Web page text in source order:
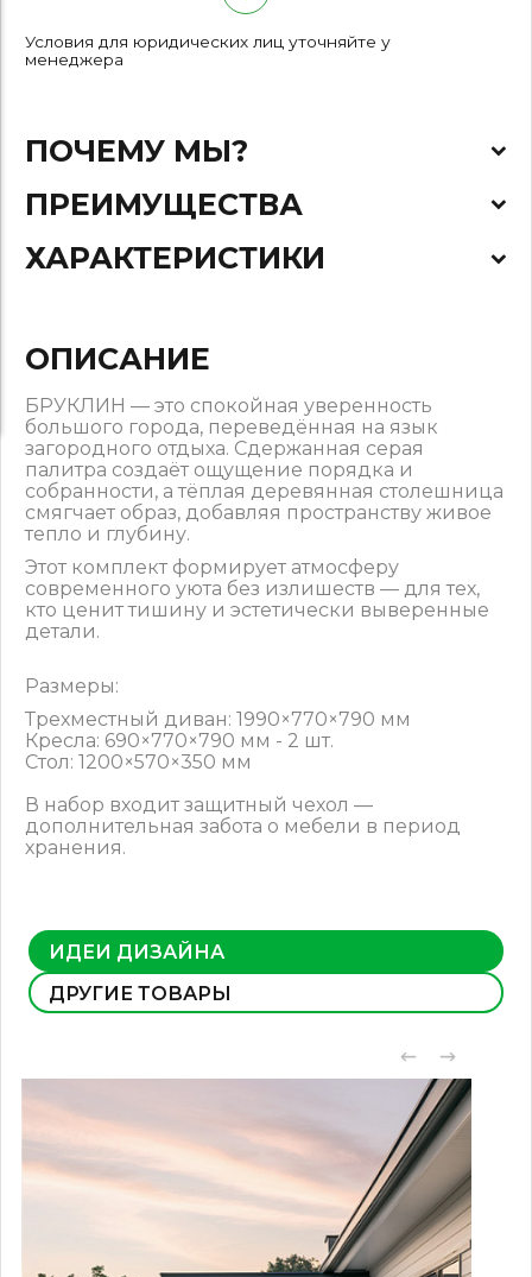
Условия для юридических лиц уточняйте у
менеджера
ПОЧЕМУ МЫ?
ПРЕИМУЩЕСТВА
ХАРАКТЕРИСТИКИ
ОПИСАНИЕ
БРУКЛИН — это спокойная уверенность
большого города, переведённая на язык
загородного отдыха. Сдержанная серая
палитра создаёт ощущение порядка и
собранности, а тёплая деревянная столешница
смягчает образ, добавляя пространству живое
тепло и глубину.
Этот комплект формирует атмосферу
современного уюта без излишеств — для тех,
кто ценит тишину и эстетически выверенные
детали.
Размеры:
Трехместный диван: 1990×770×790 мм
Кресла: 690×770×790 мм - 2 шт.
Стол: 1200×570×350 мм
В набор входит защитный чехол —
дополнительная забота о мебели в период
хранения.
ИДЕИ ДИЗАЙНА
ДРУГИЕ ТОВАРЫ